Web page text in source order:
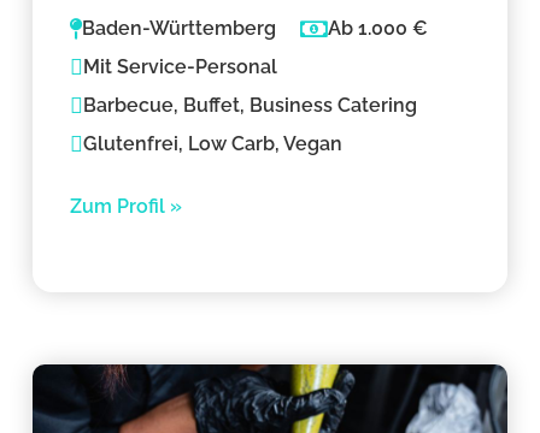
Baden-Württemberg
Ab 1.000 €
Mit Service-Personal
Barbecue, Buffet, Business Catering
Glutenfrei, Low Carb, Vegan
Zum Profil »